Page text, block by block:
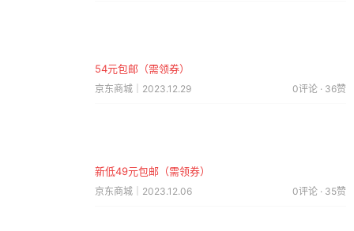
54元包邮（需领券）
京东商城｜2023.12.29 0评论 · 36赞
新低49元包邮（需领券）
京东商城｜2023.12.06 0评论 · 35赞